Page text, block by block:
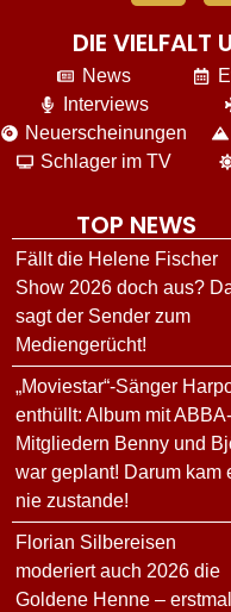
DIE VIELFALT
News
Interviews
Neuerscheinungen
Schlager im TV
TOP NEWS
Fällt die Helene Fischer
Show 2026 doch aus?
sagt der Sender zum
Mediengerücht!
„Moviestar“-Sänger
enthüllt: Album mit ABBA-
Mitgliedern Benny und
war geplant! Darum kam
nie zustande!
Florian Silbereisen
moderiert auch 2026 die
Goldene Henne –